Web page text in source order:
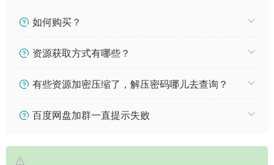
如何购买？
资源获取方式有哪些？
有些资源加密压缩了，解压密码哪儿去查询？
百度网盘加群一直提示失败